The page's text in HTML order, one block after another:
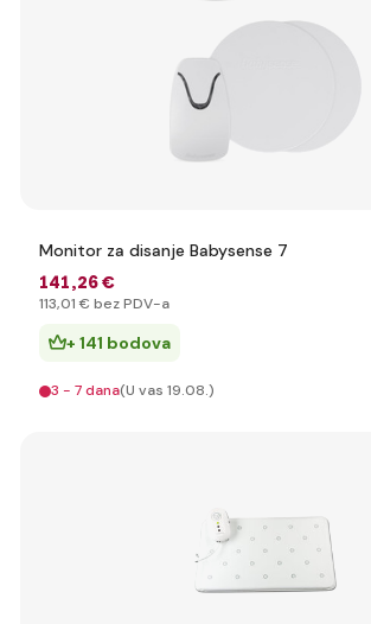
Monitor za disanje Babysense 7
141,26 €
113,01 € bez PDV-a
+ 141 bodova
3 - 7 dana(U vas 19.08.)